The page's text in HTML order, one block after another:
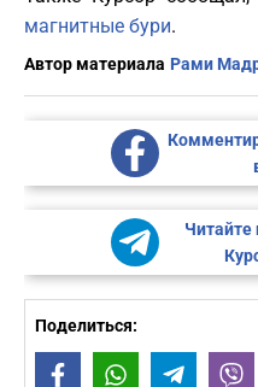
магнитные бури.
Автор материала Рами
Читайте
Поделиться:
FacebookWhatsAppTelegram